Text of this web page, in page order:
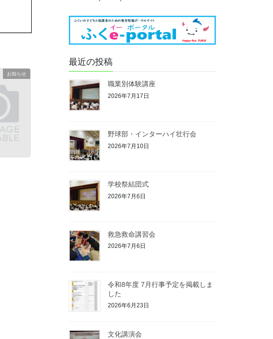
お知らせ
最近の投稿
職業別体験講座
2026年7月17日
野球部・インターハイ壮行会
2026年7月10日
学校祭結団式
2026年7月6日
救急救命講習会
2026年7月6日
令和8年度 7月行事予定を掲載しま
した
2026年6月23日
文化講演会